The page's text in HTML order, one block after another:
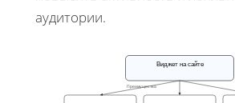
аудитории.
Виджет на сайте
Преимущества